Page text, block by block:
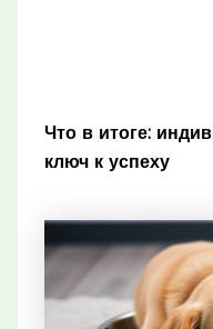
Что в итоге:
ключ к успеху